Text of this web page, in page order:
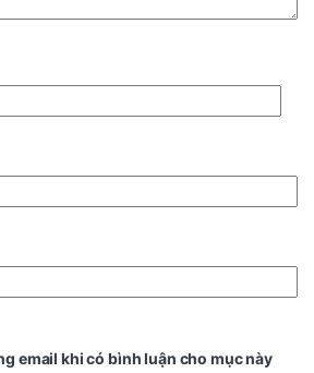
email khi có bình luận cho mục này